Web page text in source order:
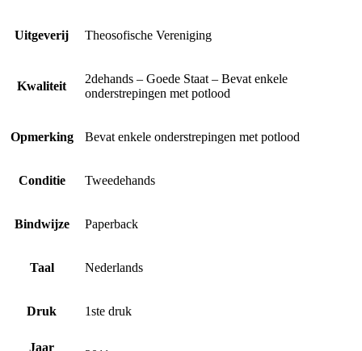
Uitgeverij Theosofische Vereniging
Kwaliteit
2dehands – Goede Staat – Bevat enkele
onderstrepingen met potlood
Opmerking Bevat enkele onderstrepingen met potlood
Conditie Tweedehands
Bindwijze Paperback
Taal Nederlands
Druk 1ste druk
Jaar